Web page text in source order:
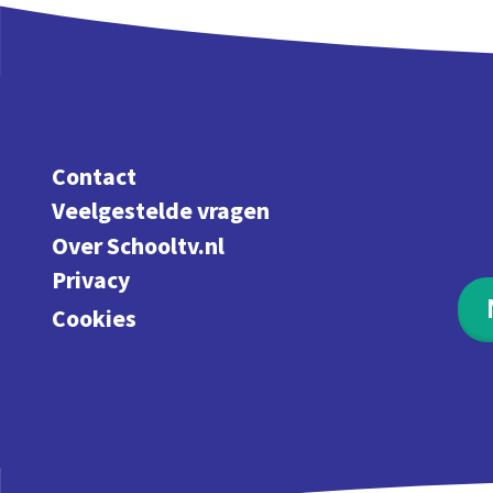
Contact
Veelgestelde vragen
Over Schooltv.nl
Privacy
Cookies